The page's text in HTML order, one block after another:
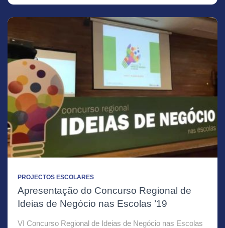
PROJECTOS ESCOLARES
Apresentação do Concurso Regional de
Ideias de Negócio nas Escolas ’19
VI Concurso Regional de Ideias de Negócio nas Escolas